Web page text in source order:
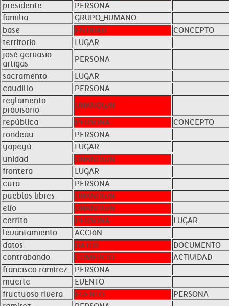
presidente
PERSONA
familia
GRUPO_HUMANO
base
ENTIDAD
CONCEPTO
territorio
LUGAR
josé gervasio
artigas
PERSONA
sacramento
LUGAR
caudillo
PERSONA
reglamento
provisorio
UNKNOWN
república
PERSONA
CONCEPTO
rondeau
PERSONA
yapeyú
LUGAR
unidad
UNKNOWN
frontera
LUGAR
cura
PERSONA
pueblos libres
UNKNOWN
elío
UNKNOWN
cerrito
PERSONA
LUGAR
levantamiento
ACCIóN
datos
DATOS
DOCUMENTO
contrabando
COMERCIO
ACTIVIDAD
francisco ramírez
PERSONA
muerte
EVENTO
fructuoso rivera
EVENTO
PERSONA